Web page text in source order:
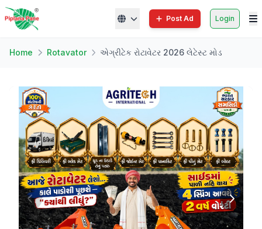
Post Ad Login
Home Rotavator એગ્રીટેક રોટાવેટર 2026 લેટેસ્ટ મોડ